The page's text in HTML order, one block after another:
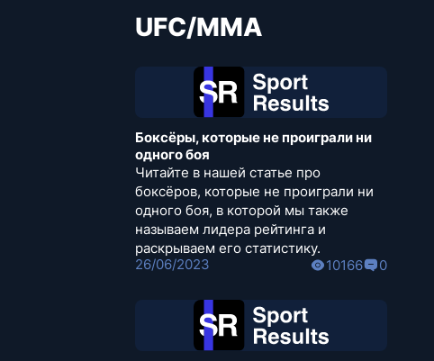
UFC/MMA
Боксёры, которые не проиграли ни
одного боя
Читайте в нашей статье про
боксёров, которые не проиграли ни
одного боя, в которой мы также
называем лидера рейтинга и
раскрываем его статистику.
26/06/2023
10166 0